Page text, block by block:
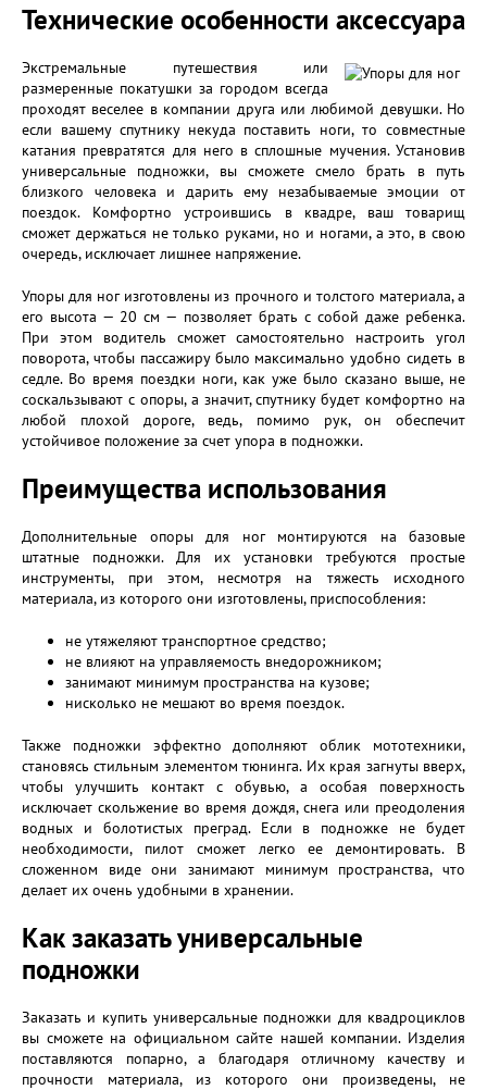
Технические особенности аксессуара
Экстремальные путешествия или
размеренные покатушки за городом всегда
проходят веселее в компании друга или любимой девушки. Но
если вашему спутнику некуда поставить ноги, то совместные
катания превратятся для него в сплошные мучения. Установив
универсальные подножки, вы сможете смело брать в путь
близкого человека и дарить ему незабываемые эмоции от
поездок. Комфортно устроившись в квадре, ваш товарищ
сможет держаться не только руками, но и ногами, а это, в свою
очередь, исключает лишнее напряжение.
Упоры для ног изготовлены из прочного и толстого материала, а
его высота — 20 см — позволяет брать с собой даже ребенка.
При этом водитель сможет самостоятельно настроить угол
поворота, чтобы пассажиру было максимально удобно сидеть в
седле. Во время поездки ноги, как уже было сказано выше, не
соскальзывают с опоры, а значит, спутнику будет комфортно на
любой плохой дороге, ведь, помимо рук, он обеспечит
устойчивое положение за счет упора в подножки.
Преимущества использования
Дополнительные опоры для ног монтируются на базовые
штатные подножки. Для их установки требуются простые
инструменты, при этом, несмотря на тяжесть исходного
материала, из которого они изготовлены, приспособления:
не утяжеляют транспортное средство;
не влияют на управляемость внедорожником;
занимают минимум пространства на кузове;
нисколько не мешают во время поездок.
Также подножки эффектно дополняют облик мототехники,
становясь стильным элементом тюнинга. Их края загнуты вверх,
чтобы улучшить контакт с обувью, а особая поверхность
исключает скольжение во время дождя, снега или преодоления
водных и болотистых преград. Если в подножке не будет
необходимости, пилот сможет легко ее демонтировать. В
сложенном виде они занимают минимум пространства, что
делает их очень удобными в хранении.
Как заказать универсальные
подножки
Заказать и купить универсальные подножки для квадроциклов
вы сможете на официальном сайте нашей компании. Изделия
поставляются попарно, а благодаря отличному качеству и
прочности материала, из которого они произведены, не